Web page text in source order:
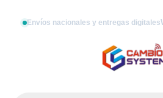
Envíos nacionales y entregas digitales